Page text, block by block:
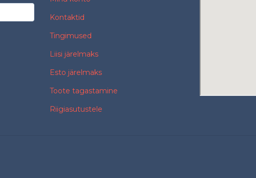
Kontaktid
Tingimused
Liisi järelmaks
Esto järelmaks
Toote tagastamine
Riigiasutustele